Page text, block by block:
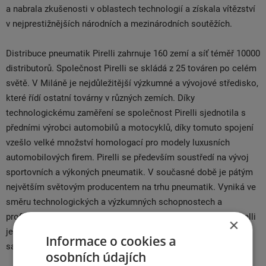
a nabrala zkušenosti v oblastech technologií a získala vítězství
v nejprestižnějších národních a mezinárodních soutěžích.
Distribuce pneumatik Pirelli zahrnuje 160 zemí a síť téměř 10000
distributorů. Společnost Pirelli se skládá z 25 továren po celém
světě. V Miláně je nejdůležitější výzkumné a vývojové středisko,
které řídí ostatní továrny v různých zemích. Díky
technologickému zaměření se společnost Pirelli sjednotila s
předními výrobci automobilů a motocyklů, díky tomuto spojení
vzešlo velké množství homologací pro modely luxusních
automobilových firem. Pirelli se především soustředí na vývoj
sportovních a výkoných pneumatik. V současné době je pátým
největším světovým producentem na trhu pneumatik. Vyniká ve
směru technologických a výzkumných schopnostech a
profesionálních dovednostech zaměstnanců. Společnost Pirelli
je obrovský mezinárodní podnik s dlouhouletou tradicí, která
sahá daleko do minulého století.
×
Informace o cookies a
osobních údajích